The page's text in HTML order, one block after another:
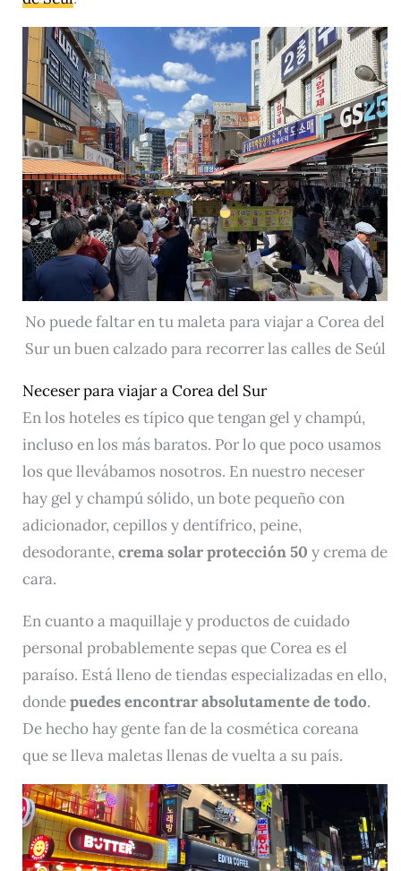
No puede faltar en tu maleta para viajar a Corea del
Sur un buen calzado para recorrer las calles de Seúl
Neceser para viajar a Corea del Sur
En los hoteles es típico que tengan gel y champú,
incluso en los más baratos. Por lo que poco usamos
los que llevábamos nosotros. En nuestro neceser
hay gel y champú sólido, un bote pequeño con
adicionador, cepillos y dentífrico, peine,
desodorante,crema solar protección 50 y crema de
cara.
En cuanto a maquillaje y productos de cuidado
personal probablemente sepas que Corea es el
paraíso. Está lleno de tiendas especializadas en ello,
dondepuedes encontrar absolutamente de todo.
De hecho hay gente fan de la cosmética coreana
que se lleva maletas llenas de vuelta a su país.